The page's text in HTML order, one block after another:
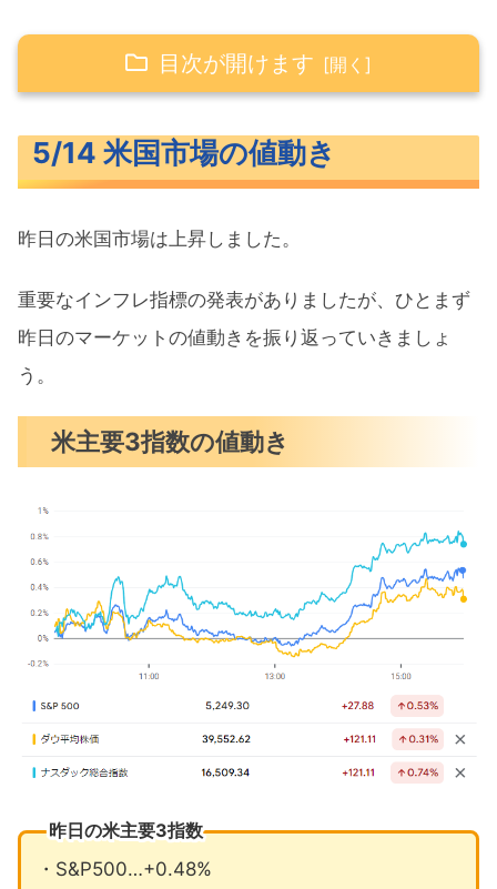
目次が開けます
米主要3指数の値動き
S&P500ヒートマップ
セクター別パフォーマンス
S&P500チャート分析
予想を上回った4月の生産者物価指数
（PPI）
米国の対中関税で中国が打撃を受ける
ことはない
5月の注目イベントについて
5/14 米国市場の値動き
昨日の米国市場は上昇しました。
重要なインフレ指標の発表がありましたが、ひとまず
昨日のマーケットの値動きを振り返っていきましょ
う。
米主要3指数の値動き
昨日の米主要3指数
・S&P500…+0.48%